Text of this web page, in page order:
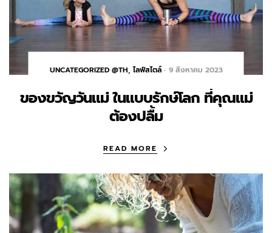
UNCATEGORIZED @TH,ไลฟ์สไตล์ 9 สิงหาคม 2023
ของขวัญวันแม่ ในแบบรักษ์โลก ที่คุณแม่
ต้องปลื้ม
READ MORE